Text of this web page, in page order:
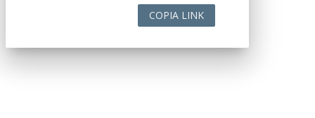
COPIA LINK